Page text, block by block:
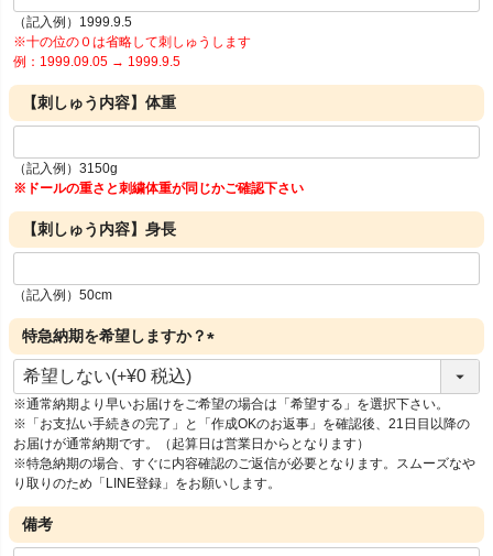
（記入例）1999.9.5
※十の位の０は省略して刺しゅうします
例：1999.09.05 → 1999.9.5
【刺しゅう内容】体重
（記入例）3150g
※ドールの重さと刺繍体重が同じかご確認下さい
【刺しゅう内容】身長
（記入例）50cm
特急納期を希望しますか？
(
須
)
※通常納期より早いお届けをご希望の場合は「希望する」を選択下さい。
※「お支払い手続きの完了」と「作成OKのお返事」を確認後、21日目以降の
お届けが通常納期です。（起算日は営業日からとなります）
※特急納期の場合、すぐに内容確認のご返信が必要となります。スムーズなや
り取りのため「LINE登録」をお願いします。
備考